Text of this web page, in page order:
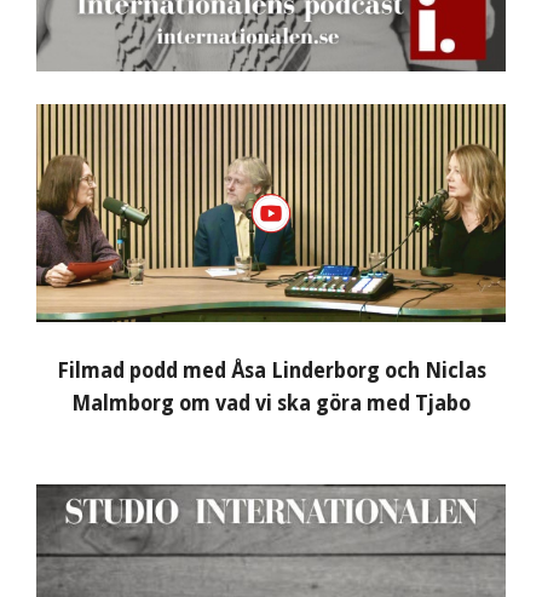
Filmad podd med Åsa Linderborg och Niclas
Malmborg om vad vi ska göra med Tjabo